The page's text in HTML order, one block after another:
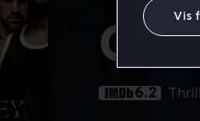
6.2
Vis